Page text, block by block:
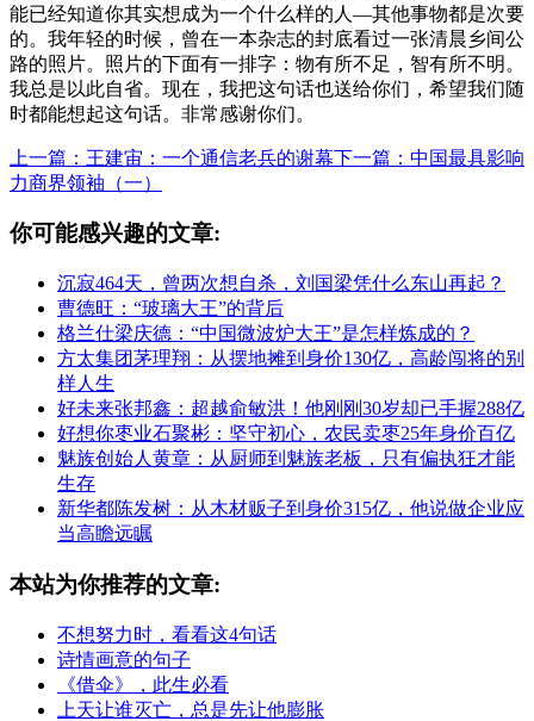
能已经知道你其实想成为一个什么样的人—其他事物都是次要
的。我年轻的时候，曾在一本杂志的封底看过一张清晨乡间公
路的照片。照片的下面有一排字：物有所不足，智有所不明。
我总是以此自省。现在，我把这句话也送给你们，希望我们随
时都能想起这句话。非常感谢你们。
上一篇：王建宙：一个通信老兵的谢幕下一篇：中国最具影响
力商界领袖（一）
你可能感兴趣的文章:
沉寂464天，曾两次想自杀，刘国梁凭什么东山再起？
曹德旺：“玻璃大王”的背后
格兰仕梁庆德：“中国微波炉大王”是怎样炼成的？
方太集团茅理翔：从摆地摊到身价130亿，高龄闯将的别
样人生
好未来张邦鑫：超越俞敏洪！他刚刚30岁却已手握288亿
好想你枣业石聚彬：坚守初心，农民卖枣25年身价百亿
魅族创始人黄章：从厨师到魅族老板，只有偏执狂才能
生存
新华都陈发树：从木材贩子到身价315亿，他说做企业应
当高瞻远瞩
本站为你推荐的文章:
不想努力时，看看这4句话
诗情画意的句子
《借伞》，此生必看
上天让谁灭亡，总是先让他膨胀